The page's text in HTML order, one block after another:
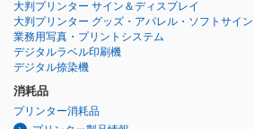
大判プリンター サイン＆ディスプレイ
大判プリンター グッズ・アパレル・ソフトサイン
業務用写真・プリントシステム
デジタルラベル印刷機
デジタル捺染機
消耗品
プリンター消耗品